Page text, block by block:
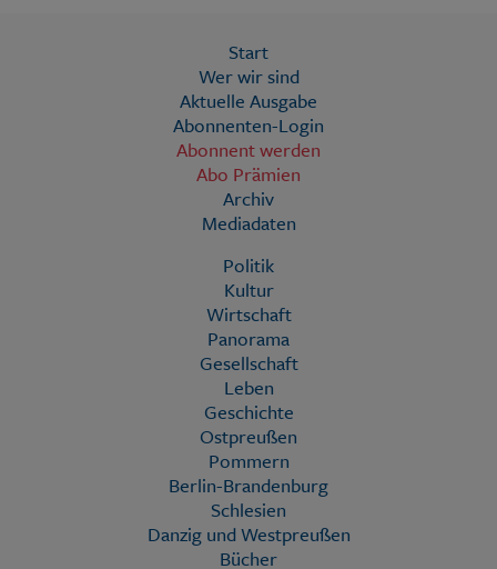
Start
Wer wir sind
Aktuelle Ausgabe
Abonnenten-Login
Abonnent werden
Abo Prämien
Archiv
Mediadaten
Politik
Kultur
Wirtschaft
Panorama
Gesellschaft
Leben
Geschichte
Ostpreußen
Pommern
Berlin-Brandenburg
Schlesien
Danzig und Westpreußen
Bücher